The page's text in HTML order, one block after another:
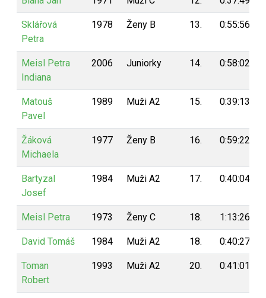
Sklářová
Petra
1978 Ženy B 13. 0:55:56
Meisl Petra
Indiana
2006 Juniorky 14. 0:58:02
Matouš
Pavel
1989 Muži A2 15. 0:39:13
Žáková
Michaela
1977 Ženy B 16. 0:59:22
Bartyzal
Josef
1984 Muži A2 17. 0:40:04
Meisl Petra 1973 Ženy C 18. 1:13:26
David Tomáš 1984 Muži A2 18. 0:40:27
Toman
Robert
1993 Muži A2 20. 0:41:01